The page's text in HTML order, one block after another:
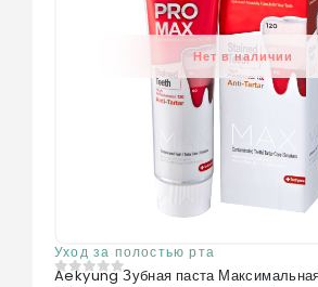
Нет в наличии
Уход за полостью рта
0из 5
Aekyung Зубная паста